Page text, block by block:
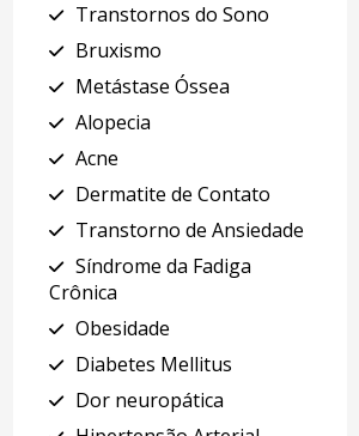
Transtornos do Sono
Bruxismo
Metástase Óssea
Alopecia
Acne
Dermatite de Contato
Transtorno de Ansiedade
Síndrome da Fadiga
Crônica
Obesidade
Diabetes Mellitus
Dor neuropática